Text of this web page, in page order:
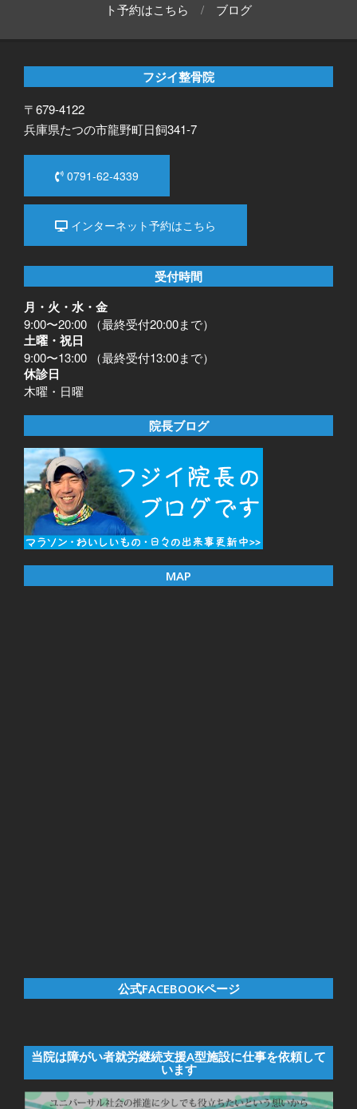
ト予約はこちら
ブログ
フジイ整骨院
〒679-4122
兵庫県たつの市龍野町日飼341-7
0791-62-4339
インターネット予約はこちら
受付時間
月・火・水・金
9:00〜20:00 （最終受付20:00まで）
土曜・祝日
9:00〜13:00 （最終受付13:00まで）
休診日
木曜・日曜
院長ブログ
MAP
公式FACEBOOKページ
当院は障がい者就労継続支援A型施設に仕事を依頼して
います